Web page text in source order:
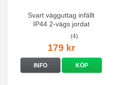
Svart vägguttag infällt
IP44 2-vägs jordat
(4)
179 kr
INFO KÖP